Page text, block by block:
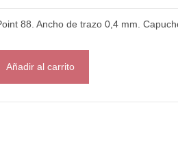
88. Ancho de trazo 0,4 mm.
Añadir al carrito